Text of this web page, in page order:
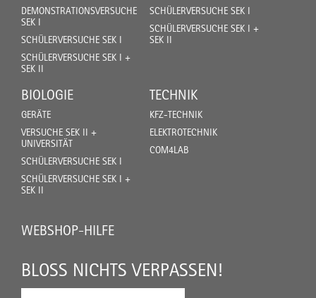
DEMONSTRATIONSVERSUCHE
SEK I
SCHÜLERVERSUCHE SEK I
SCHÜLERVERSUCHE SEK I +
SEK II
SCHÜLERVERSUCHE SEK I
SCHÜLERVERSUCHE SEK I +
SEK II
BIOLOGIE
GERÄTE
VERSUCHE SEK II +
UNIVERSITÄT
SCHÜLERVERSUCHE SEK I
SCHÜLERVERSUCHE SEK I +
SEK II
TECHNIK
KFZ-TECHNIK
ELEKTROTECHNIK
COM4LAB
WEBSHOP-HILFE
BLOSS NICHTS VERPASSEN!